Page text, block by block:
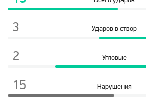
3
Ударов в створ
2
Угловые
15
Нарушения